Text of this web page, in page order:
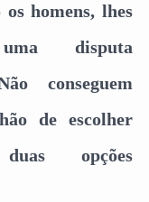
homens, lhes
disputa
conseguem
de escolher
opções